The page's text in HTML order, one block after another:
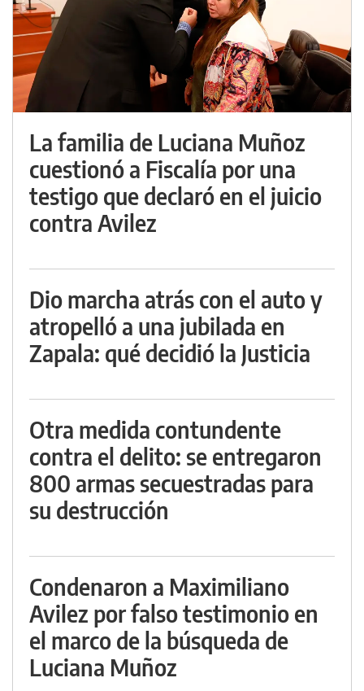
La familia de Luciana Muñoz
cuestionó a Fiscalía por una
testigo que declaró en el juicio
contra Avilez
Dio marcha atrás con el auto y
atropelló a una jubilada en
Zapala: qué decidió la Justicia
Otra medida contundente
contra el delito: se entregaron
800 armas secuestradas para
su destrucción
Condenaron a Maximiliano
Avilez por falso testimonio en
el marco de la búsqueda de
Luciana Muñoz